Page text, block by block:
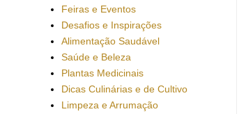
Feiras e Eventos
Desafios e Inspirações
Alimentação Saudável
Saúde e Beleza
Plantas Medicinais
Dicas Culinárias e de Cultivo
Limpeza e Arrumação